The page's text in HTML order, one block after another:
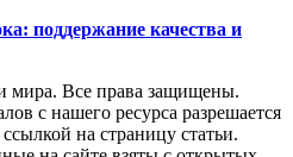
поддержание качества и
мира. Все права защищены.
с нашего ресурса разрешается
на страницу статьи.